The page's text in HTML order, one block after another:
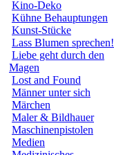
Kino-Deko
Kühne Behauptungen
Kunst-Stücke
Lass Blumen sprechen!
Liebe geht durch den
Magen
Lost and Found
Männer unter sich
Märchen
Maler & Bildhauer
Maschinenpistolen
Medien